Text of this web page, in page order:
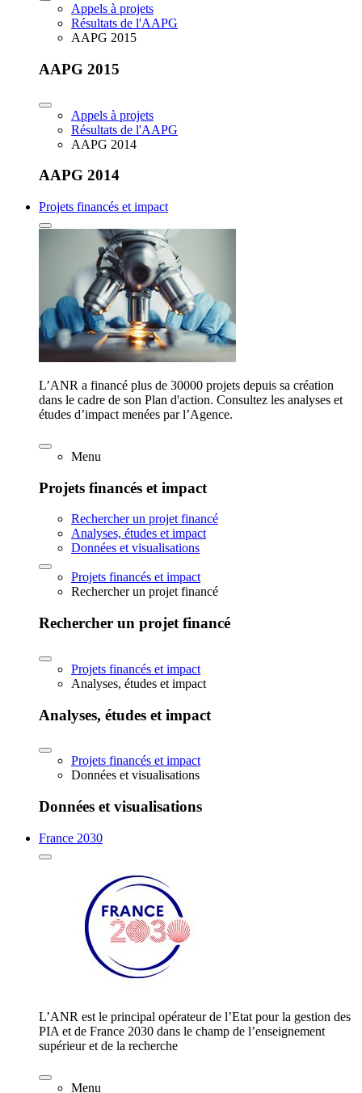
Appels à projets
Résultats de l'AAPG
AAPG 2015
AAPG 2015
Appels à projets
Résultats de l'AAPG
AAPG 2014
AAPG 2014
Projets financés et impact
L’ANR a financé plus de 30000 projets depuis sa création
dans le cadre de son Plan d'action. Consultez les analyses et
études d’impact menées par l’Agence.
Menu
Projets financés et impact
Rechercher un projet financé
Analyses, études et impact
Données et visualisations
Projets financés et impact
Rechercher un projet financé
Rechercher un projet financé
Projets financés et impact
Analyses, études et impact
Analyses, études et impact
Projets financés et impact
Données et visualisations
Données et visualisations
France 2030
L’ANR est le principal opérateur de l’Etat pour la gestion des
PIA et de France 2030 dans le champ de l’enseignement
supérieur et de la recherche
Menu